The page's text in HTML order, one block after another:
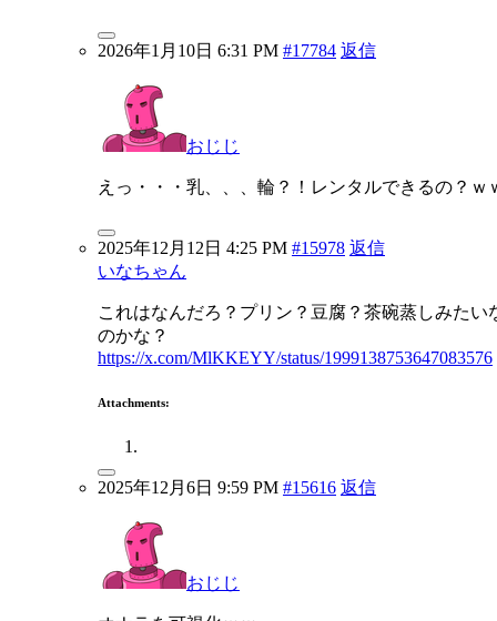
2026年1月10日 6:31 PM #17784 返信
おじじ
えっ・・・乳、、、輪？！レンタルできるの？ｗ
2025年12月12日 4:25 PM #15978 返信
いなちゃん
これはなんだろ？プリン？豆腐？茶碗蒸しみたい
のかな？
https://x.com/MlKKEYY/status/1999138753647083576
Attachments:
2025年12月6日 9:59 PM #15616 返信
おじじ